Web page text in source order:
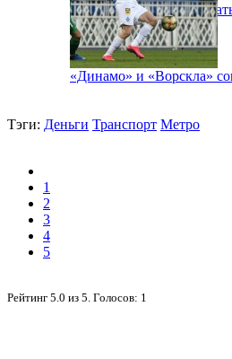
В Киеве будут
«Динамо» и «Ворскла»
Тэги: Деньги Транспорт Метро
1
2
3
4
5
Рейтинг 5.0 из 5 . Голосов: 1